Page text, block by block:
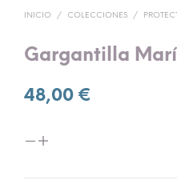
INICIO / COLECCIONES /
Gargantilla
48,00 €